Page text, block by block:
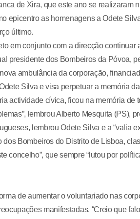
de Xira, que este ano se realizaram
epicentro as homenagens a Odete
último.
em conjunto com a direcção continuar
presidente dos Bombeiros da Póvoa,
ambulância da corporação,
Silva e visa perpetuar a memória
actividade cívica, ficou na memória de
lembrou Alberto Mesquita (PS),
lembrou Odete Silva e a “valia
Bombeiros do Distrito de Lisboa,
concelho”, que sempre “lutou por
de aumentar o voluntariado nas
manifestadas. “Creio que